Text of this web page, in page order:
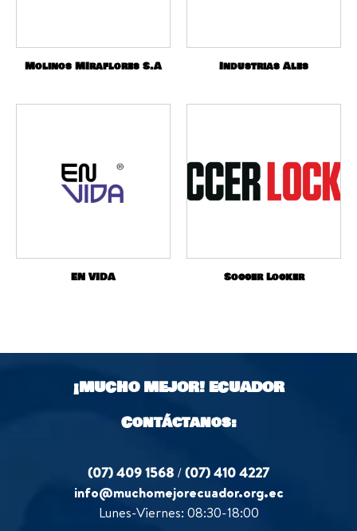
Molinos MIraflores S.A Industrias Ales
EN VIDA Soccer Locker
¡MUCHO MEJOR!ECUADOR
Contáctanos:
(07) 409 1568 /(07) 410 4227
info@muchomejorecuador.org.ec
Lunes-Viernes: 08:30-18:00